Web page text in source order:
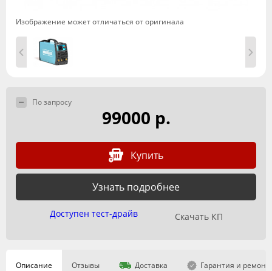
Изображение может отличаться от оригинала
По запросу
99000 р.
Купить
Узнать подробнее
Доступен тест-драйв Скачать КП
Описание Отзывы Доставка Гарантия и ремонт